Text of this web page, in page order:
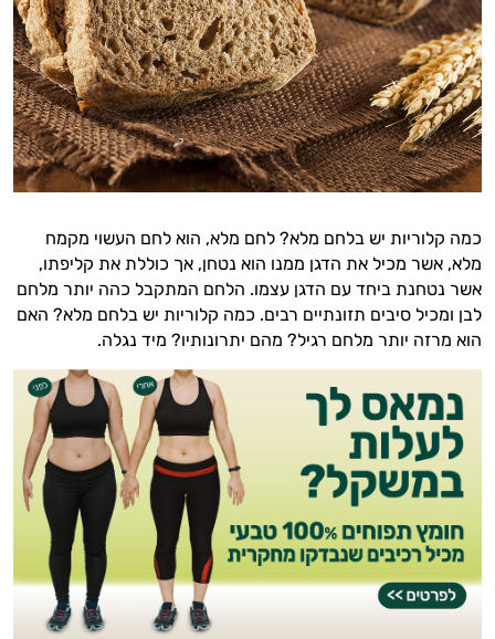
כמה קלוריות יש בלחם מלא? לחם מלא, הוא לחם העשוי מקמח
מלא, אשר מכיל את הדגן ממנו הוא נטחן, אך כוללת את קליפתו,
אשר נטחנת ביחד עם הדגן עצמו. הלחם המתקבל כהה יותר מלחם
לבן ומכיל סיבים תזונתיים רבים. כמה קלוריות יש בלחם מלא? האם
הוא מרזה יותר מלחם רגיל? מהם יתרונותיו? מיד נגלה.